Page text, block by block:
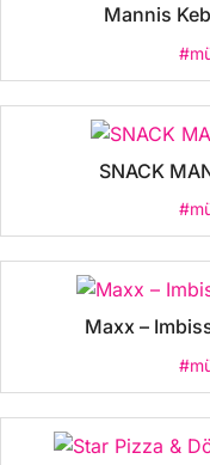
Mannis
SNACK
Maxx –